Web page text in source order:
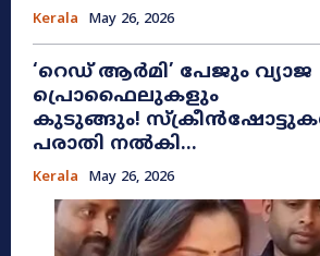
Kerala May 26, 2026
​‘റെഡ് ആർമി’ പേജും വ്യാജ
പ്രൊഫൈലുകളും
കുടുങ്ങും!
പരാതി നൽകി...
Kerala May 26, 2026